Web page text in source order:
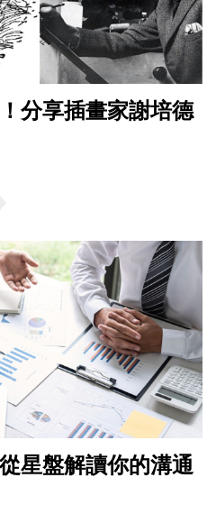
分享插畫家謝培德
星盤解讀你的溝通